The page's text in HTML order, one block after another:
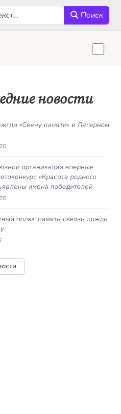
Поиск
новости
«Свечу памяти» в Лагерном
организации впервые
«Красота родного
имена победителей
полк»: память сквозь дождь